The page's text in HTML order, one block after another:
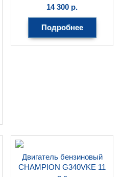
14 300 р.
Подробнее
Двигатель бензиновый
CHAMPION G340VKE 11